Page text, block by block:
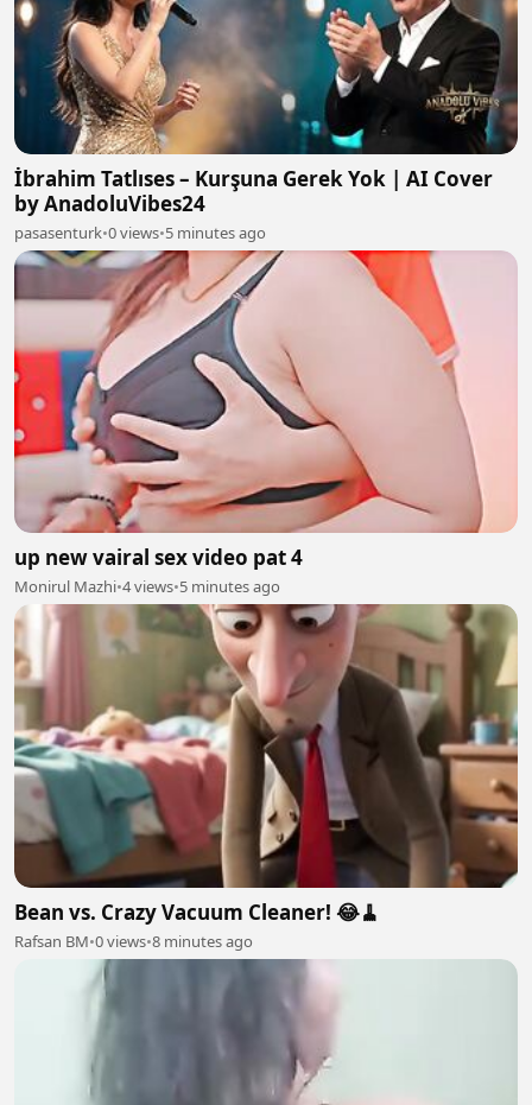
İbrahim Tatlıses – Kurşuna Gerek Yok | AI Cover
by AnadoluVibes24
pasasenturk•0 views•5 minutes ago
up new vairal sex video pat 4
Monirul Mazhi•4 views•5 minutes ago
Bean vs. Crazy Vacuum Cleaner! 😂🧹
Rafsan BM•0 views•8 minutes ago